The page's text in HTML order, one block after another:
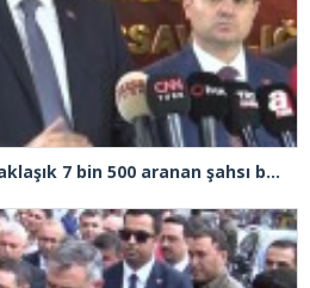
İçişleri Bakanı Çiftçi: “Yaklaşık 7 bin 500 aranan şahsı bu yılın ilk 7 yılında yakalamış durumdayız”